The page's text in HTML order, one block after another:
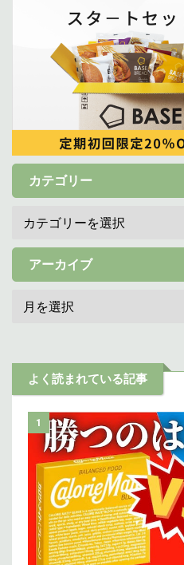
カテゴリー
アーカイブ
よく読まれている記事
1